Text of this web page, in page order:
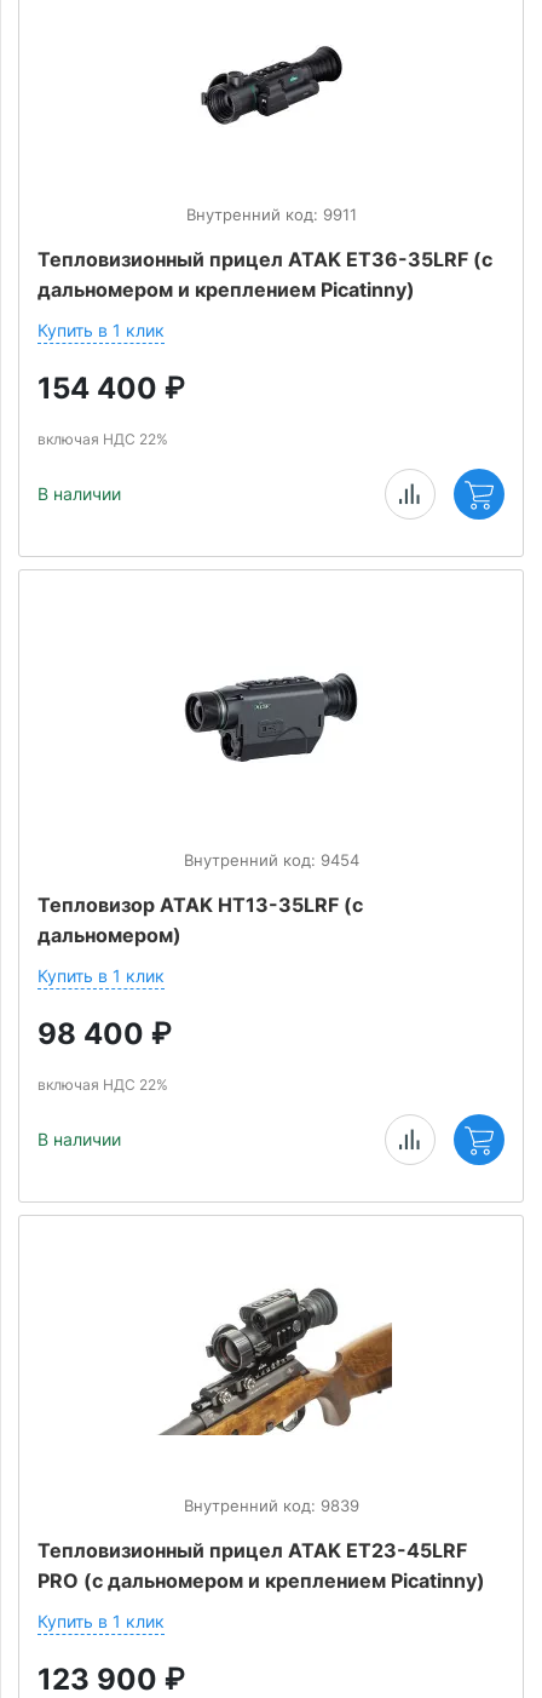
Внутренний код: 9911
Тепловизионный прицел ATAK ET36-35LRF (с
дальномером и креплением Picatinny)
Купить в 1 клик
154 400 ₽
включая НДС 22%
В наличии
Внутренний код: 9454
Тепловизор ATAK HT13-35LRF (с
дальномером)
Купить в 1 клик
98 400 ₽
включая НДС 22%
В наличии
Внутренний код: 9839
Тепловизионный прицел ATAK ET23-45LRF
PRO (с дальномером и креплением Picatinny)
Купить в 1 клик
123 900 ₽